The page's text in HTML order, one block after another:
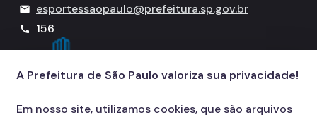
mail esportessaopaulo@prefeitura.sp.gov.br
call 156
A Prefeitura de São Paulo valoriza sua privacidade!
Em nosso site, utilizamos cookies, que são arquivos